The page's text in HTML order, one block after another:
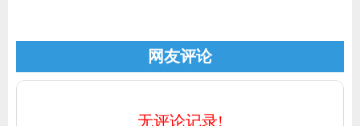
网友评论
无评论记录!